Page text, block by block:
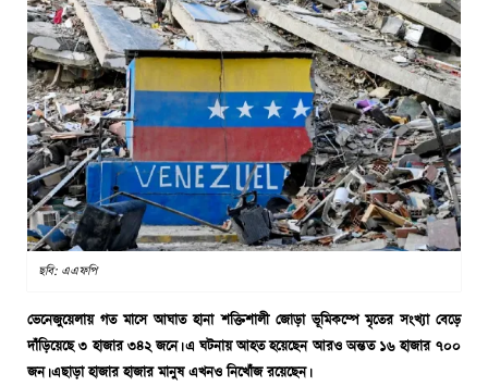
ছবি: এএফপি
ভেনেজুয়েলায় গত মাসে আঘাত হানা শক্তিশালী জোড়া ভূমিকম্পে মৃতের সংখ্যা বেড়ে
দাঁড়িয়েছে ৩ হাজার ৩৪২ জনে। এ ঘটনায় আহত হয়েছেন আরও অন্তত ১৬ হাজার ৭০০
জন। এছাড়া হাজার হাজার মানুষ এখনও নিখোঁজ রয়েছেন।